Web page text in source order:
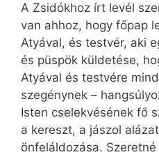
A Zsidókhoz írt levél
van ahhoz, hogy főpap
Atyával, és testvér, aki
és püspök küldetése,
Atyával és testvére
szegénynek –
Isten cselekvésének fő
a kereszt, a jászol
önfeláldozása.